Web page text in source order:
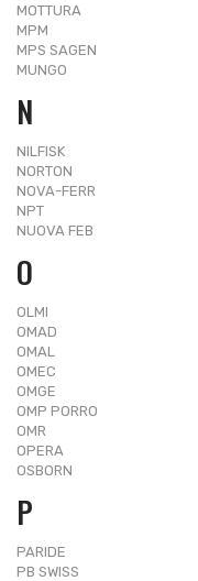
MOTTURA
MPM
MPS SAGEN
MUNGO
N
NILFISK
NORTON
NOVA-FERR
NPT
NUOVA FEB
O
OLMI
OMAD
OMAL
OMEC
OMGE
OMP PORRO
OMR
OPERA
OSBORN
P
PARIDE
PB SWISS